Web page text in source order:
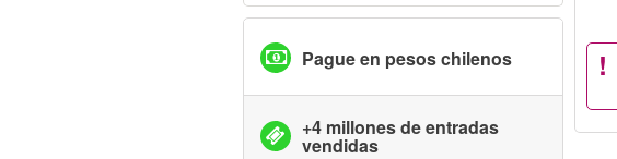
Pague en pesos chilenos
+4 millones de entradas
vendidas